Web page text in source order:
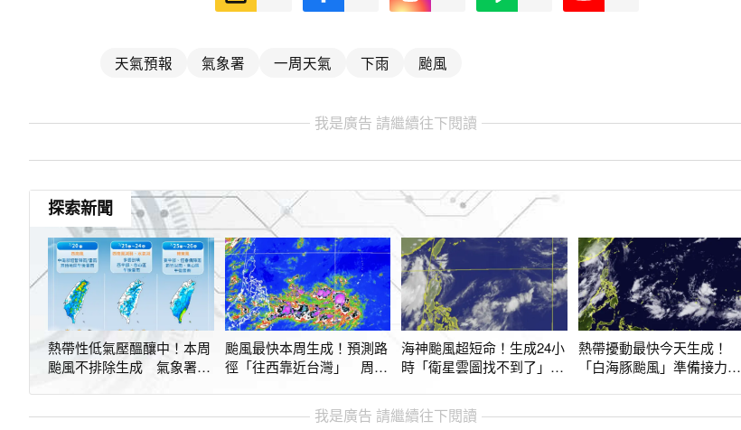
天氣預報 氣象署 一周天氣 下雨 颱風
我是廣告 請繼續往下閱讀
探索新聞
熱帶性低氣壓醞釀中！本周
颱風不排除生成 氣象署：
颱風最快本周生成！預測路
徑「往西靠近台灣」 周末
海神颱風超短命！生成24小
時「衛星雲圖找不到了」：
熱帶擾動最快今天生成！
「白海豚颱風」準備接力
我是廣告 請繼續往下閱讀